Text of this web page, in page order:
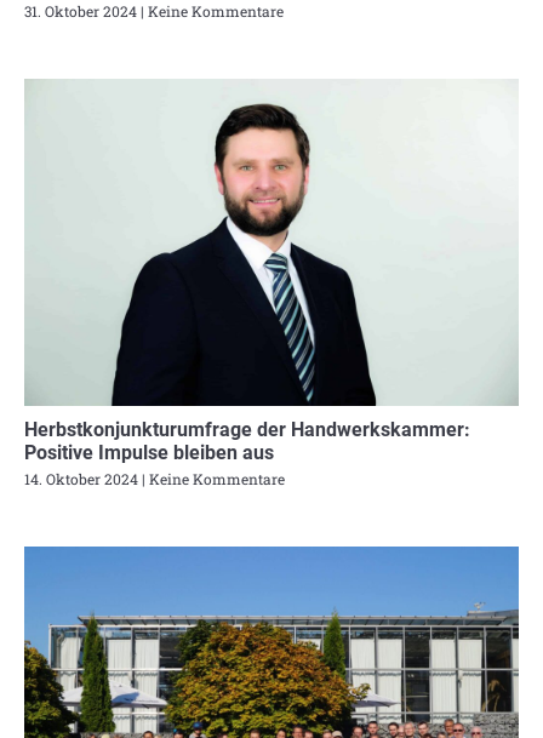
31. Oktober 2024 Keine Kommentare
Herbstkonjunkturumfrage der Handwerkskammer:
Positive Impulse bleiben aus
14. Oktober 2024 Keine Kommentare